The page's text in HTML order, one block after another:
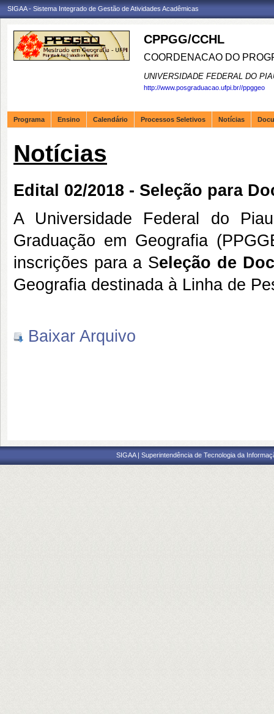
SIGAA - Sistema Integrado de Gestão de Atividades Acadêmicas
CPPGG/CCHL
COORDENACAO DO
UNIVERSIDADE FEDERAL DO
http://www.posgraduacao.ufpi.br//ppggeo
Programa Ensino Calendário Processos Seletivos Notícias
Notícias
Edital 02/2018 - Seleção para
A Universidade Federal do
Graduação em Geografia
inscrições para a Seleção de
Geografia destinada à Linha de
Baixar Arquivo
SIGAA | Superintendência de Tecnologia da